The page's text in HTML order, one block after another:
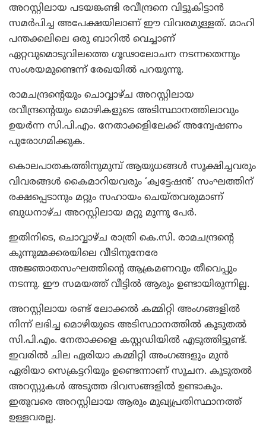
അറസ്റ്റിലായ പടയങ്കണ്ടി രവീന്ദ്രനെ വിട്ടുകിട്ടാന്‍
സമര്‍പിച്ച അപേക്ഷയിലാണ് ഈ വിവരമുള്ളത്. മാഹി
പന്തക്കലിലെ ഒരു ബാറില്‍ വെച്ചാണ്
ഏറ്റവുമൊടുവിലത്തെ ഗൂഢാലോചന നടന്നതെന്നും
സംശയമുണ്ടെന്ന് രേഖയില്‍ പറയുന്നു.
രാമചന്ദ്രന്റെയും ചൊവ്വാഴ്ച അറസ്റ്റിലായ
രവീന്ദ്രന്റെയും മൊഴികളുടെ അടിസ്ഥാനത്തിലാവും
ഉയര്‍ന്ന സി.പി.എം. നേതാക്കളിലേക്ക് അന്വേഷണം
പുരോഗമിക്കുക.
കൊലപാതകത്തിനുമുമ്പ് ആയുധങ്ങള്‍ സൂക്ഷിച്ചവരും
വിവരങ്ങള്‍ കൈമാറിയവരും ‘ക്വട്ടേഷന്‍’ സംഘത്തിന്
രക്ഷപ്പെടാനും മറ്റും സഹായം ചെയ്തവരുമാണ്
ബുധനാഴ്ച അറസ്റ്റിലായ മറ്റു മൂന്നു പേര്‍.
ഇതിനിടെ, ചൊവ്വാഴ്ച രാത്രി കെ.സി. രാമചന്ദ്രന്റെ
കുന്നുമ്മക്കരയിലെ വീടിനുനേരേ
അജ്ഞാതസംഘത്തിന്റെ ആക്രമണവും തീവെപ്പും
നടന്നു. ഈ സമയത്ത് വീട്ടില്‍ ആരും ഉണ്ടായിരുന്നില്ല.
അറസ്റ്റിലായ രണ്ട് ലോക്കല്‍ കമ്മിറ്റി അംഗങ്ങളില്‍
നിന്ന് ലഭിച്ച മൊഴിയുടെ അടിസ്ഥാനത്തില്‍ കൂടുതല്‍
സി.പി.എം. നേതാക്കളെ കസ്റ്റഡിയില്‍ എടുത്തിട്ടുണ്ട്.
ഇവരില്‍ ചില ഏരിയാ കമ്മിറ്റി അംഗങ്ങളും മുന്‍
ഏരിയാ സെക്രട്ടറിയും ഉണ്ടെന്നാണ് സൂചന. കൂടുതല്‍
അറസ്റ്റുകള്‍ അടുത്ത ദിവസങ്ങളില്‍ ഉണ്ടാകും.
ഇതുവരെ അറസ്റ്റിലായ ആരും മുഖ്യപ്രതിസ്ഥാനത്ത്
ഉള്ളവരല്ല.